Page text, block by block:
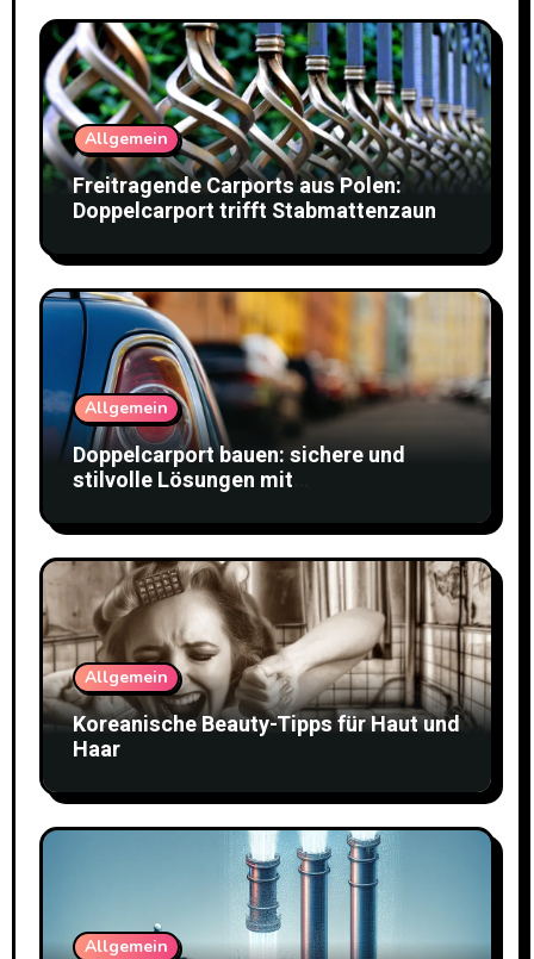
Allgemein
Freitragende Carports aus Polen:
Doppelcarport trifft Stabmattenzaun
Allgemein
Doppelcarport bauen: sichere und
stilvolle Lösungen mit
Allgemein
Koreanische Beauty-Tipps für Haut und
Haar
Allgemein